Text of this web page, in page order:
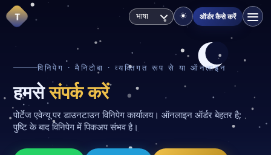
T ☀️ ऑर्डर कैसे करें
विनिपेग · मैनिटोबा · व्यक्तिगत रूप से या ऑनलाइन
हमसेसंपर्क करें
पोर्टेज एवेन्यू पर डाउनटाउन विनिपेग कार्यालय। ऑनलाइन ऑर्डर बेहतर है;
पुष्टि के बाद विनिपेग में पिकअप संभव है।